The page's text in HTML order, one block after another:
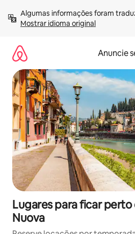
para
Mostrar idioma original
Anuncie
Lugares para ficar
Nuova